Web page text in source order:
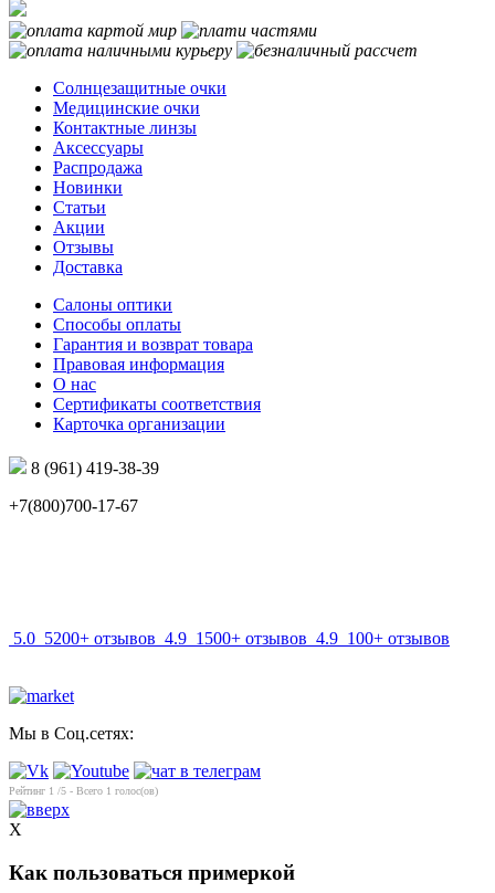
Солнцезащитные очки
Медицинские очки
Контактные линзы
Аксессуары
Распродажа
Новинки
Статьи
Акции
Отзывы
Доставка
Салоны оптики
Способы оплаты
Гарантия и возврат товара
Правовая информация
О нас
Сертификаты соответствия
Карточка организации
8 (961) 419-38-39
+7(800)700-17-67
5.0 5200+ отзывов 4.9 1500+ отзывов 4.9 100+ отзывов
Мы в Соц.сетях:
Рейтинг 1 /5 - Всего 1 голос(ов)
X
Как пользоваться примеркой